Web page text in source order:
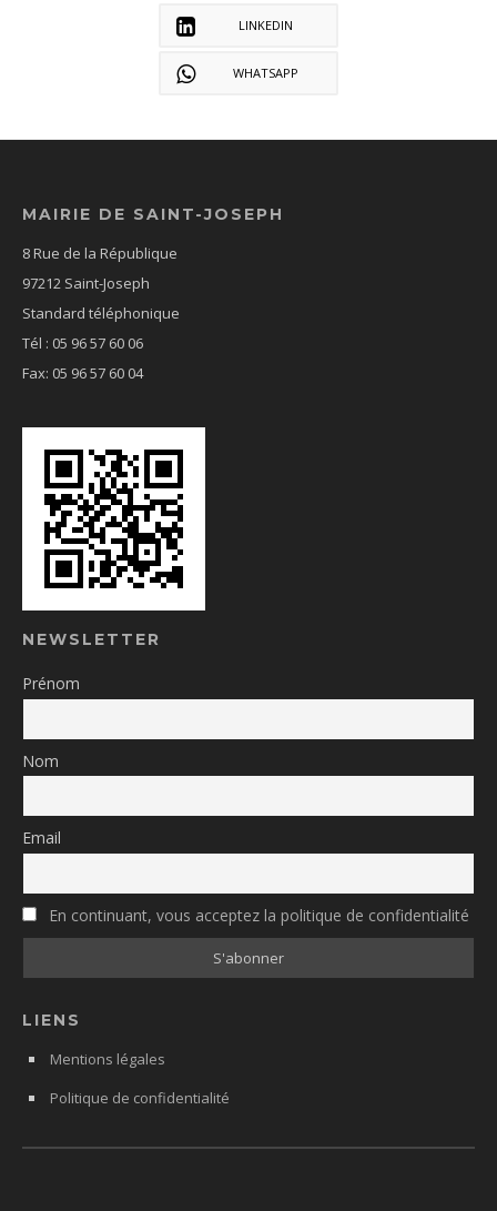
LINKEDIN
WHATSAPP
MAIRIE DE SAINT-JOSEPH
8 Rue de la République
97212 Saint-Joseph
Standard téléphonique
Tél : 05 96 57 60 06
Fax: 05 96 57 60 04
NEWSLETTER
Prénom
Nom
Email
En continuant, vous acceptez la politique de confidentialité
LIENS
Mentions légales
Politique de confidentialité